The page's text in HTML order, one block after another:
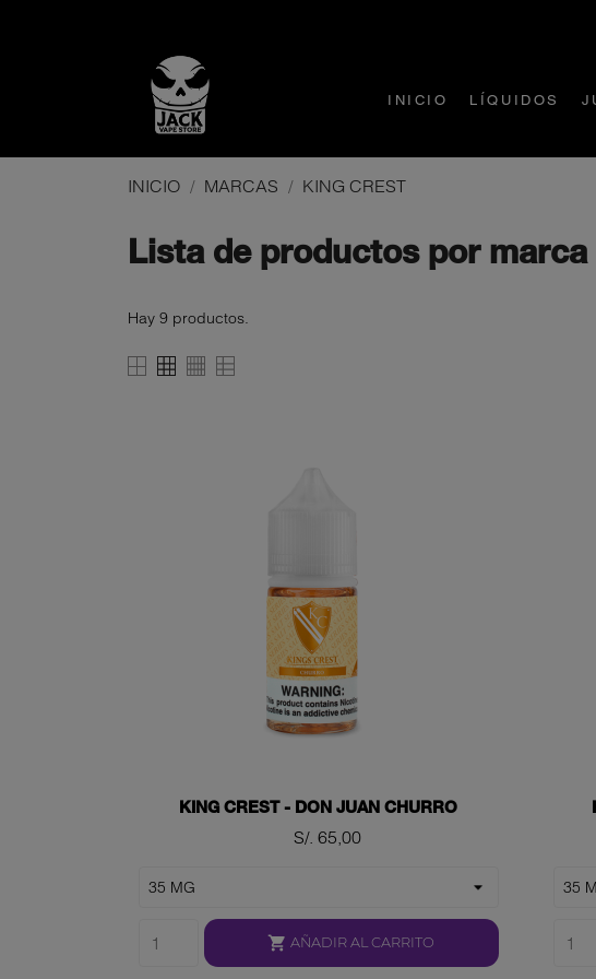
INICIO LÍQUIDOS
INICIO MARCAS KING CREST
Lista de productos por marca
Hay 9 productos.
KING CREST - DON JUAN CHURRO
Precio
S/. 65,00
 AÑADIR AL CARRITO